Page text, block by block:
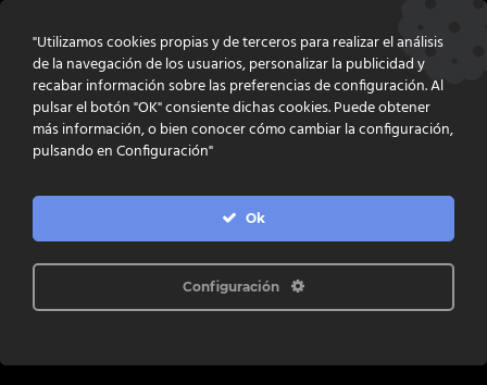
COOKIES POLICY
CONTACT
PROGRAMACIÓ INFOACTIVA'T
"Utilizamos cookies propias y de terceros para realizar el análisis
de la navegación de los usuarios, personalizar la publicidad y
recabar información sobre las preferencias de configuración. Al
pulsar el botón "OK" consiente dichas cookies. Puede obtener
más información, o bien conocer cómo cambiar la configuración,
pulsando en Configuración"
Ok
Configuración